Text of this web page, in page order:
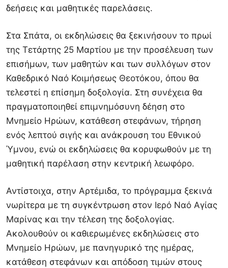
δεήσεις και μαθητικές παρελάσεις.
Στα Σπάτα, οι εκδηλώσεις θα ξεκινήσουν το πρωί
της Τετάρτης 25 Μαρτίου με την προσέλευση των
επισήμων, των μαθητών και των συλλόγων στον
Καθεδρικό Ναό Κοιμήσεως Θεοτόκου, όπου θα
τελεστεί η επίσημη δοξολογία. Στη συνέχεια θα
πραγματοποιηθεί επιμνημόσυνη δέηση στο
Μνημείο Ηρώων, κατάθεση στεφάνων, τήρηση
ενός λεπτού σιγής και ανάκρουση του Εθνικού
Ύμνου, ενώ οι εκδηλώσεις θα κορυφωθούν με τη
μαθητική παρέλαση στην κεντρική λεωφόρο.
Αντίστοιχα, στην Αρτέμιδα, το πρόγραμμα ξεκινά
νωρίτερα με τη συγκέντρωση στον Ιερό Ναό Αγίας
Μαρίνας και την τέλεση της δοξολογίας.
Ακολουθούν οι καθιερωμένες εκδηλώσεις στο
Μνημείο Ηρώων, με πανηγυρικό της ημέρας,
κατάθεση στεφάνων και απόδοση τιμών στους